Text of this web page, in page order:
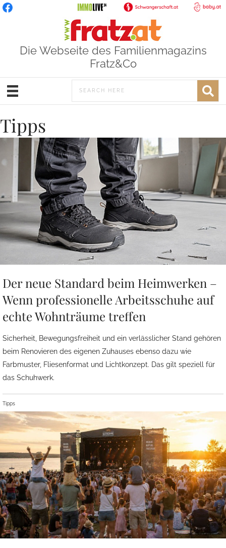
Die Webseite des Familienmagazins
Fratz&Co
Tipps
Der neue Standard beim Heimwerken –
Wenn professionelle Arbeitsschuhe auf
echte Wohnträume treffen
Sicherheit, Bewegungsfreiheit und ein verlässlicher Stand gehören
beim Renovieren des eigenen Zuhauses ebenso dazu wie
Farbmuster, Fliesenformat und Lichtkonzept. Das gilt speziell für
das Schuhwerk.
Tipps